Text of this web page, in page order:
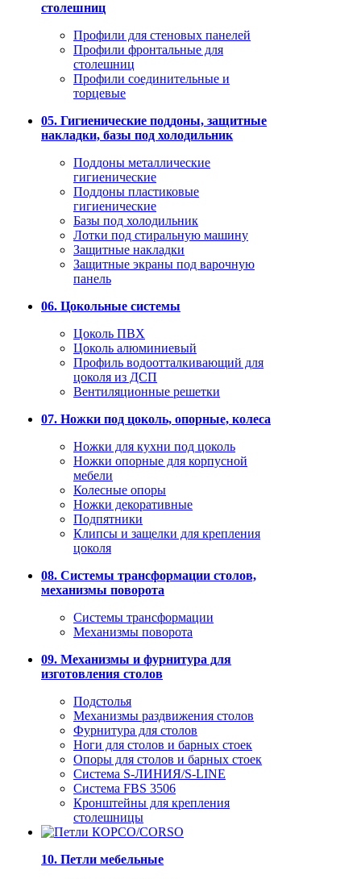
столешниц
Профили для стеновых панелей
Профили фронтальные для
столешниц
Профили соединительные и
торцевые
05. Гигиенические поддоны, защитные
накладки, базы под холодильник
Поддоны металлические
гигиенические
Поддоны пластиковые
гигиенические
Базы под холодильник
Лотки под стиральную машину
Защитные накладки
Защитные экраны под варочную
панель
06. Цокольные системы
Цоколь ПВХ
Цоколь алюминиевый
Профиль водоотталкивающий для
цоколя из ДСП
Вентиляционные решетки
07. Ножки под цоколь, опорные, колеса
Ножки для кухни под цоколь
Ножки опорные для корпусной
мебели
Колесные опоры
Ножки декоративные
Подпятники
Клипсы и защелки для крепления
цоколя
08. Системы трансформации столов,
механизмы поворота
Системы трансформации
Механизмы поворота
09. Механизмы и фурнитура для
изготовления столов
Подстолья
Механизмы раздвижения столов
Фурнитура для столов
Ноги для столов и барных стоек
Опоры для столов и барных стоек
Система S-ЛИНИЯ/S-LINE
Система FBS 3506
Кронштейны для крепления
столешницы
10. Петли мебельные